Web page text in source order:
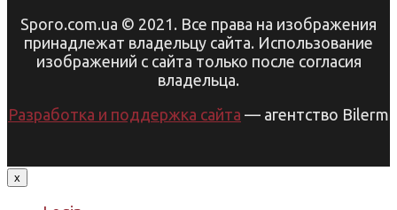
Sporo.com.ua © 2021. Все права на изображения
принадлежат владельцу сайта. Использование
изображений с сайта только после согласия
владельца.
Разработка и поддержка сайта — агентство Bilerm
x